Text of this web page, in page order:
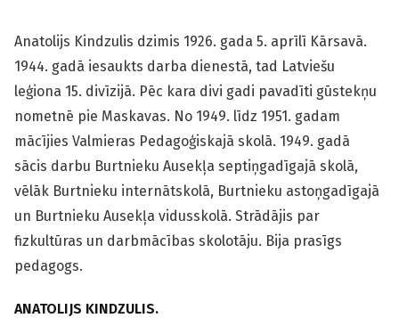
Anatolijs Kindzulis dzimis 1926. gada 5. aprīlī Kārsavā.
1944. gadā iesaukts darba dienestā, tad Latviešu
leģiona 15. divīzijā. Pēc kara divi gadi pavadīti gūstekņu
nometnē pie Maskavas. No 1949. līdz 1951. gadam
mācījies Valmieras Pedagoģiskajā skolā. 1949. gadā
sācis darbu Burtnieku Ausekļa septiņgadīgajā skolā,
vēlāk Burtnieku internātskolā, Burtnieku astoņgadīgajā
un Burtnieku Ausekļa vidusskolā. Strādājis par
fizkultūras un darbmācības skolotāju. Bija prasīgs
pedagogs.
ANATOLIJS KINDZULIS.